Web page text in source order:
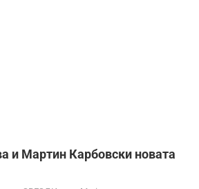
и Мартин Карбовски новата